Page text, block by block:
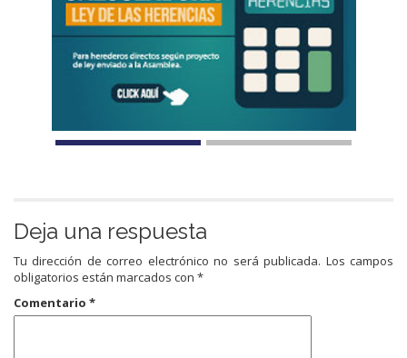
Deja una respuesta
Tu dirección de correo electrónico no será publicada. Los campos
obligatorios están marcados con *
Comentario *